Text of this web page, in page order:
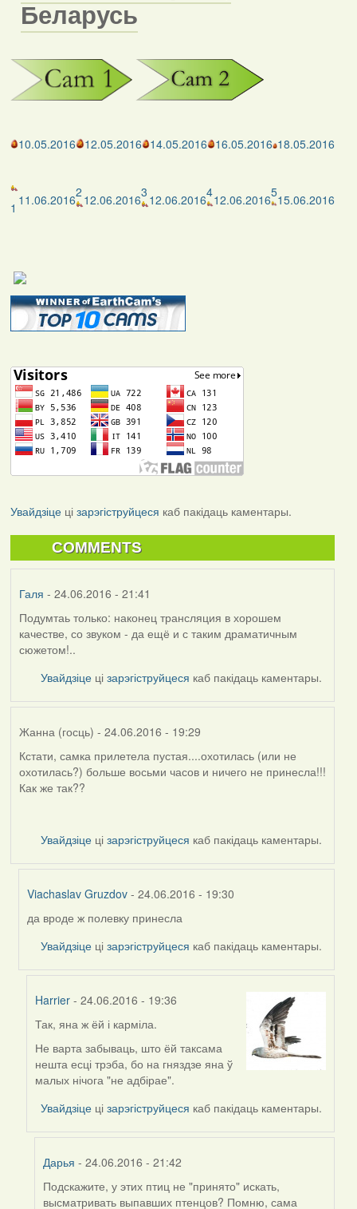
Беларусь
10.05.2016 12.05.2016 14.05.2016 16.05.2016 18.05.2016
1 11.06.20162 12.06.20163 12.06.2016412.06.2016515.06.2016
Увайдзіцеці зарэгіструйцеся каб пакідаць каментары.
COMMENTS
Галя - 24.06.2016 - 21:41
Подумтаь только: наконец трансляция в хорошем
качестве, со звуком - да ещё и с таким драматичным
сюжетом!..
Увайдзіце цізарэгіструйцеся каб пакідаць каментары.
Жанна (госць) - 24.06.2016 - 19:29
Кстати, самка прилетела пустая....охотилась (или не
охотилась?) больше восьми часов и ничего не принесла!!!
Как же так??
Увайдзіце цізарэгіструйцеся каб пакідаць каментары.
Viachaslav Gruzdov - 24.06.2016 - 19:30
In
reply
by
(госць)
да вроде ж полевку принесла
Увайдзіце цізарэгіструйцеся каб пакідаць каментары.
Harrier - 24.06.2016 - 19:36
In
reply
to
by
Gruzdov
Так, яна ж ёй і карміла.
Не варта забываць, што ёй таксама
нешта есці трэба, бо на гняздзе яна ў
малых нічога "не адбірае".
Увайдзіце цізарэгіструйцеся каб пакідаць каментары.
Дарья - 24.06.2016 - 21:42
In
Подскажите, у этих птиц не "принято" искать,
высматривать выпавших птенцов? Помню, сама